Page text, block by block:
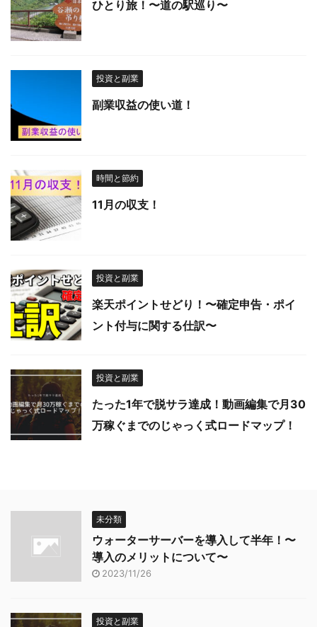
ひとり旅！〜道の駅巡り〜
投資と副業
副業収益の使い道！
時間と節約
11月の収支！
投資と副業
楽天ポイントせどり！〜確定申告・ポイ
ント付与に関する仕訳〜
投資と副業
たった1年で脱サラ達成！動画編集で月30
万稼ぐまでのじゃっく式ロードマップ！
未分類
ウォーターサーバーを導入して半年！〜
導入のメリットについて〜
2023/11/26
投資と副業